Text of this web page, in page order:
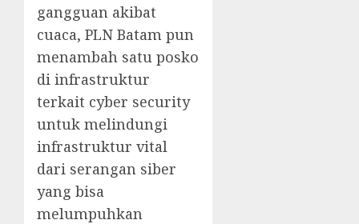
gangguan akibat
cuaca, PLN Batam pun
menambah satu posko
di infrastruktur
terkait cyber security
untuk melindungi
infrastruktur vital
dari serangan siber
yang bisa
melumpuhkan